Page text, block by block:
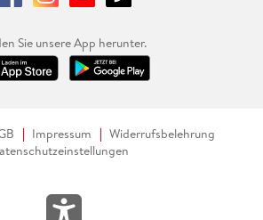
Sie unsere App herunter.
Impressum
Widerrufsbelehrung